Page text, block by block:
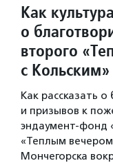
Как
о
второго
с Кольским»
Как рассказать
и призывов к
эндаумент-фонд
«Теплым
Мончегорска